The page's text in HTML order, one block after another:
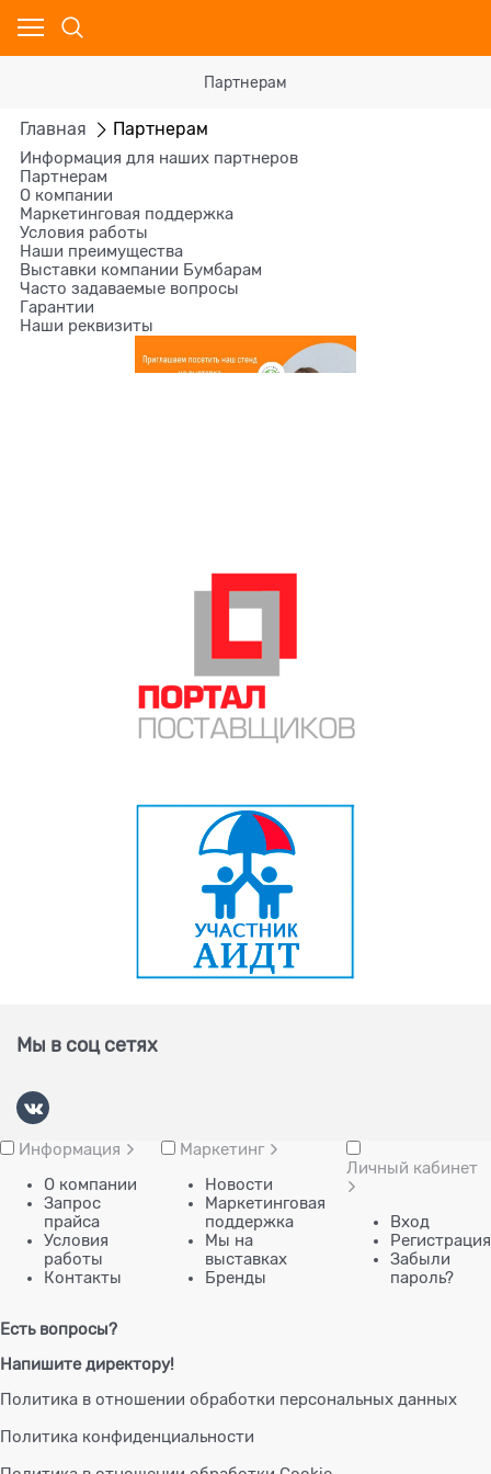
Партнерам
Главная Партнерам
Информация для наших партнеров
Партнерам
О компании
Маркетинговая поддержка
Условия работы
Наши преимущества
Выставки компании Бумбарам
Часто задаваемые вопросы
Гарантии
Наши реквизиты
Мы в соц сетях
Информация
О компании
Запрос
прайса
Условия
работы
Контакты
Маркетинг
Новости
Маркетинговая
поддержка
Мы на
выставках
Бренды
Личный кабинет
Вход
Регистрация
Забыли
пароль?
Есть вопросы?
Напишите директору!
Политика в отношении обработки персональных данных
Политика конфиденциальности